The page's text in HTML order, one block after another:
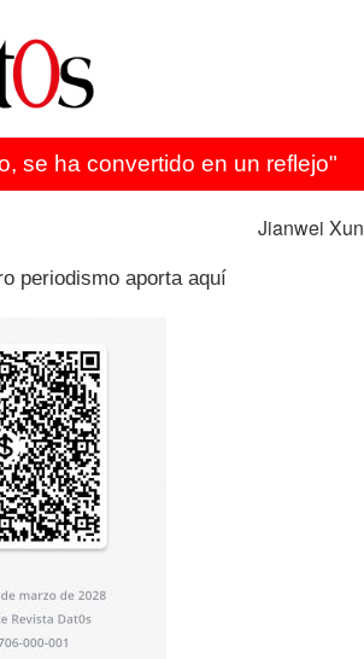
masiva son promesas
pero no garantizan la
se ha convertido en un reflejo"
Jianwei Xun
periodismo aporta aquí